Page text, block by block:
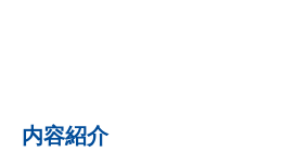
内容紹介